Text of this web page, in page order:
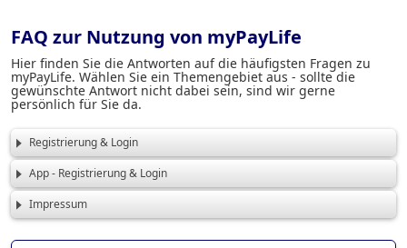
FAQ zur Nutzung von myPayLife
Hier finden Sie die Antworten auf die häufigsten Fragen zu
myPayLife. Wählen Sie ein Themengebiet aus - sollte die
gewünschte Antwort nicht dabei sein, sind wir gerne
persönlich für Sie da.
Registrierung & Login
App - Registrierung & Login
Impressum